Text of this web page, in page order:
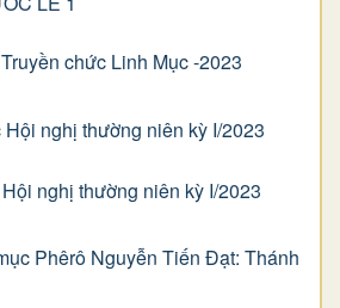
chức Linh Mục -2023
Hội nghị thường niên kỳ I/2023
nghị thường niên kỳ I/2023
Phêrô Nguyễn Tiến Đạt: Thánh